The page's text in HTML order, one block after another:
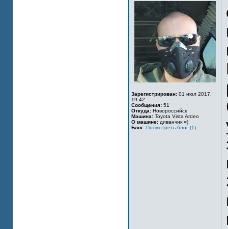
Зарегистрирован: 01 июл 2017,
19:42
Сообщения: 51
Откуда: Новороссийск
Машина: Toyota Vista Ardeo
О машине: диванчик =)
Блог: Посмотреть блог (1)